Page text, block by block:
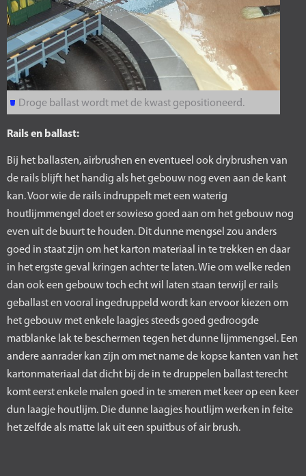
Droge ballast wordt met de kwast gepositioneerd.
Rails en ballast:
Bij het ballasten, airbrushen en eventueel ook drybrushen van
de rails blijft het handig als het gebouw nog even aan de kant
kan. Voor wie de rails indruppelt met een waterig
houtlijmmengel doet er sowieso goed aan om het gebouw nog
even uit de buurt te houden. Dit dunne mengsel zou anders
goed in staat zijn om het karton materiaal in te trekken en daar
in het ergste geval kringen achter te laten. Wie om welke reden
dan ook een gebouw toch echt wil laten staan terwijl er rails
geballast en vooral ingedruppeld wordt kan ervoor kiezen om
het gebouw met enkele laagjes steeds goed gedroogde
matblanke lak te beschermen tegen het dunne lijmmengsel. Een
andere aanrader kan zijn om met name de kopse kanten van het
kartonmateriaal dat dicht bij de in te druppelen ballast terecht
komt eerst enkele malen goed in te smeren met keer op een keer
dun laagje houtlijm. Die dunne laagjes houtlijm werken in feite
het zelfde als matte lak uit een spuitbus of air brush.